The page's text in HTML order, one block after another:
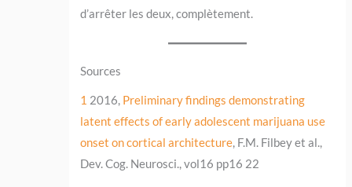
d’arrêter les deux, complètement.
Sources
1 2016, Preliminary findings demonstrating
latent effects of early adolescent marijuana use
onset on cortical architecture, F.M. Filbey et al.,
Dev. Cog. Neurosci., vol16 pp16 22